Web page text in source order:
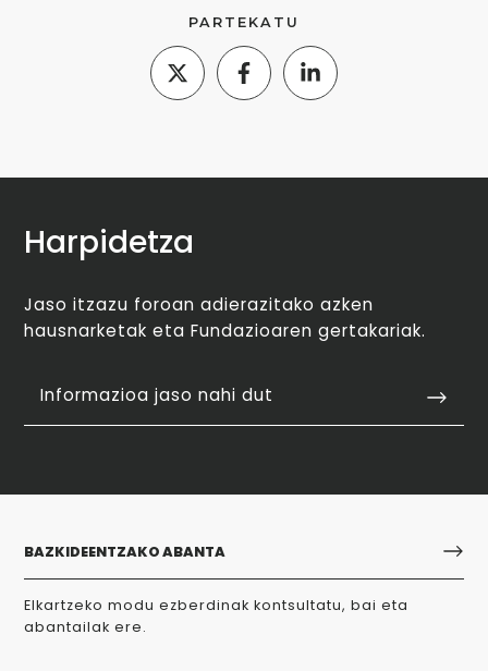
PARTEKATU
Harpidetza
Jaso itzazu foroan adierazitako azken
hausnarketak eta Fundazioaren gertakariak.
Informazioa jaso nahi dut
BAZKIDEENTZAKO ABANTA
Elkartzeko modu ezberdinak kontsultatu, bai eta
abantailak ere.